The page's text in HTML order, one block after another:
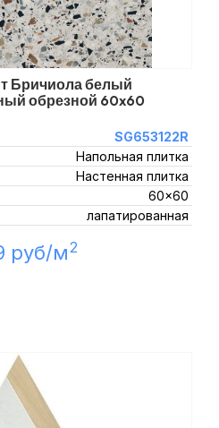
Бричиола белый
обрезной 60x60
SG653122R
Напольная плитка
Настенная плитка
60x60
лапатированная
руб/м2